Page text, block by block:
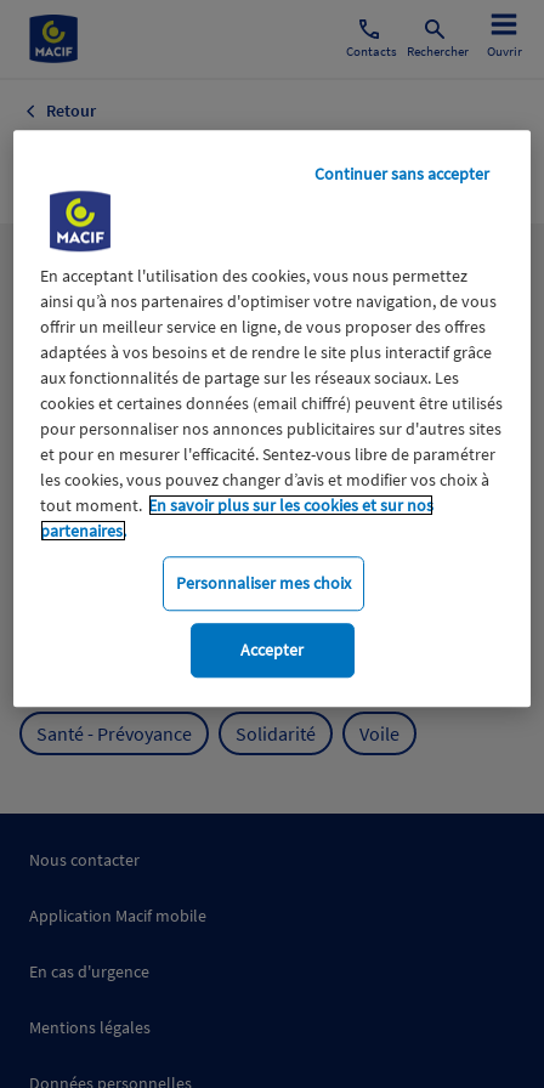
Contacts Rechercher Ouvrir
Retour
Lesthématiques
Aidants Catastrophes naturelles Climat
ESS
Expérience clients Fondation Macif Jeunesse
Mobilité
Protection de l'environnement
Protection des océans Prévention
Santé - Prévoyance Solidarité Voile
Nous contacter
Application Macif mobile
En cas d'urgence
Mentions légales
Données personnelles
En acceptant l'utilisation des cookies, vous nous permettez
ainsi qu’à nos partenaires d'optimiser votre navigation, de vous
offrir un meilleur service en ligne, de vous proposer des offres
adaptées à vos besoins et de rendre le site plus interactif grâce
aux fonctionnalités de partage sur les réseaux sociaux. Les
cookies et certaines données (email chiffré) peuvent être utilisés
pour personnaliser nos annonces publicitaires sur d'autres sites
et pour en mesurer l'efficacité. Sentez-vous libre de paramétrer
les cookies, vous pouvez changer d’avis et modifier vos choix à
tout moment. En savoir plus sur les cookies et sur nos
partenaires.
Personnaliser mes choix
Continuer sans accepter
Accepter